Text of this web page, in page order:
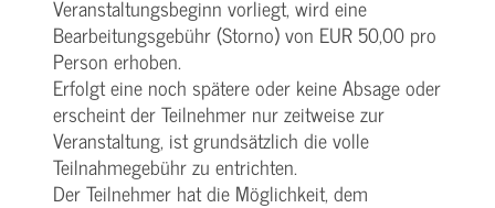
Veranstaltungsbeginn vorliegt, wird eine
Bearbeitungsgebühr (Storno) von EUR 50,00 pro
Person erhoben.
Erfolgt eine noch spätere oder keine Absage oder
erscheint der Teilnehmer nur zeitweise zur
Veranstaltung, ist grundsätzlich die volle
Teilnahmegebühr zu entrichten.
Der Teilnehmer hat die Möglichkeit, dem